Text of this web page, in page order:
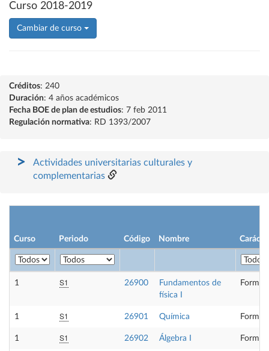
Curso 2018-2019
Cambiar de curso
Créditos: 240
Duración: 4 años académicos
Fecha BOE de plan de estudios: 7 feb 2011
Regulación normativa: RD 1393/2007
Actividades universitarias culturales y
complementarias
Curso Periodo Código Nombre
1 S1 26900
Fundamentos de
física I
1 S1 26901 Química
1 S1 26902 Álgebra I